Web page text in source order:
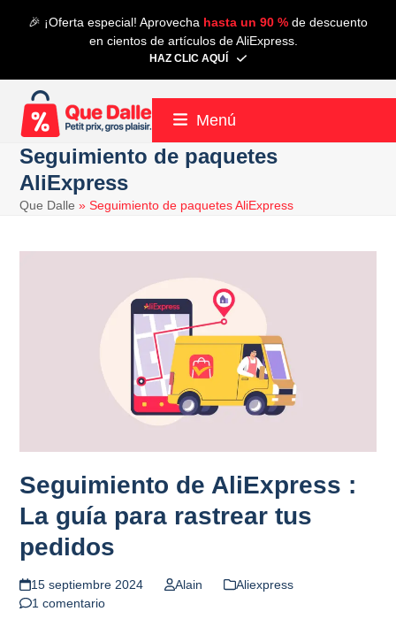
principal
🎉 ¡Oferta especial! Aprovecha hasta un 90 % de descuento
en cientos de artículos de AliExpress.
HAZ CLIC AQUÍ
Menú
Seguimiento de paquetes
AliExpress
Que Dalle »Seguimiento de paquetes AliExpress
Seguimiento de AliExpress :
La guía para rastrear tus
pedidos
15 septiembre 2024 Alain
Aliexpress
1 comentario